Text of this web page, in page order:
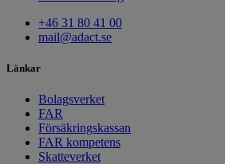
+46 31 80 41 00
mail@adact.se
Länkar
Bolagsverket
FAR
Försäkringskassan
FAR kompetens
Skatteverket